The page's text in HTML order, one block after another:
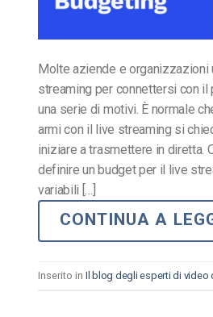
Molte aziende e organizzazioni
streaming per connettersi con
una serie di motivi. È normale
armi con il live streaming si
iniziare a trasmettere in diretta.
definire un budget per il live
variabili […]
CONTINUA A
Inserito in Il blog degli esperti di video